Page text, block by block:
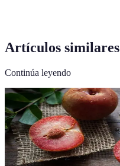
Artículos similares
Continúa leyendo